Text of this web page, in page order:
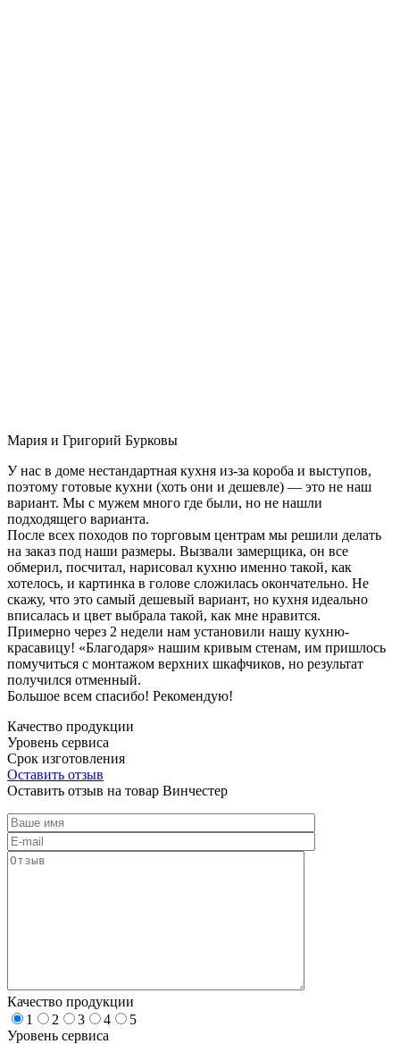
Мария и Григорий Бурковы
У нас в доме нестандартная кухня из-за короба и выступов,
поэтому готовые кухни (хоть они и дешевле) — это не наш
вариант. Мы с мужем много где были, но не нашли
подходящего варианта.
После всех походов по торговым центрам мы решили делать
на заказ под наши размеры. Вызвали замерщика, он все
обмерил, посчитал, нарисовал кухню именно такой, как
хотелось, и картинка в голове сложилась окончательно. Не
скажу, что это самый дешевый вариант, но кухня идеально
вписалась и цвет выбрала такой, как мне нравится.
Примерно через 2 недели нам установили нашу кухню-
красавицу! «Благодаря» нашим кривым стенам, им пришлось
помучиться с монтажом верхних шкафчиков, но результат
получился отменный.
Большое всем спасибо! Рекомендую!
Качество продукции
Уровень сервиса
Срок изготовления
Оставить отзыв
Оставить отзыв на товар Винчестер
Качество продукции
1
2 3 4
5
Уровень сервиса